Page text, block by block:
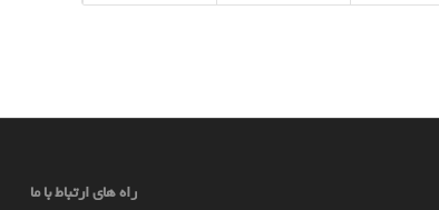
راه های ارتباط با ما